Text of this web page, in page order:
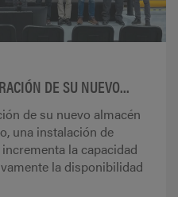
DE SU NUEVO...
de su nuevo almacén
una instalación de
la capacidad
la disponibilidad